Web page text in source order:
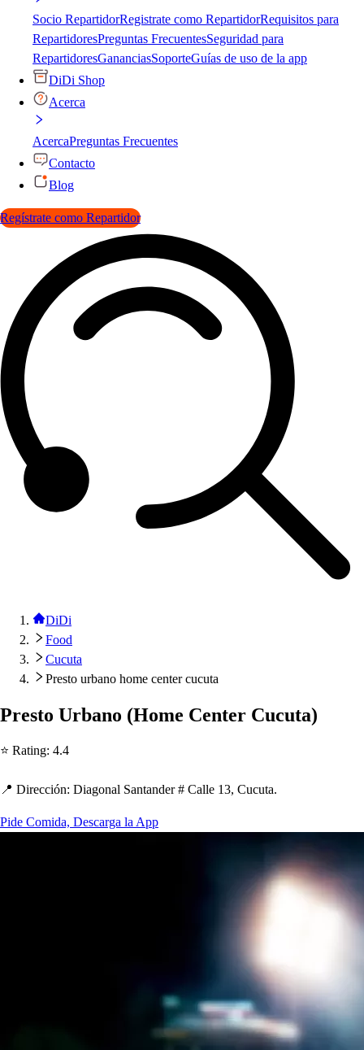
Socio RepartidorRegistrate como RepartidorRequisitos para
RepartidoresPreguntas FrecuentesSeguridad para
RepartidoresGananciasSoporteGuías de uso de la app
DiDi Shop
Acerca
AcercaPreguntas Frecuentes
Contacto
Blog
Regístrate como Repartidor
DiDi
Food
Cucuta
Presto urbano home center cucuta
Presto Urbano (Home Center Cucuta)
⭐ Rating: 4.4
📍 Dirección: Diagonal Santander # Calle 13, Cucuta.
Pide Comida, Descarga la App